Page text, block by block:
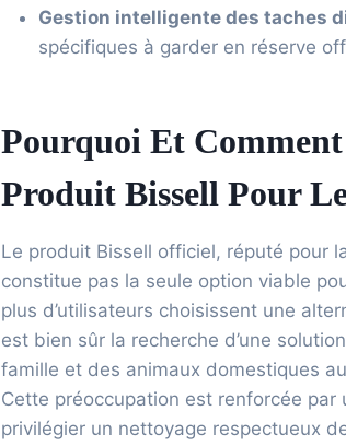
Gestion intelligente des taches
spécifiques à garder en réserve
Pourquoi Et
Produit Bissell Pour
Le produit Bissell officiel, réputé pour
constitue pas la seule option viable
plus d’utilisateurs choisissent une
est bien sûr la recherche d’une
famille et des animaux domestiques
Cette préoccupation est renforcée par
privilégier un nettoyage respectueux